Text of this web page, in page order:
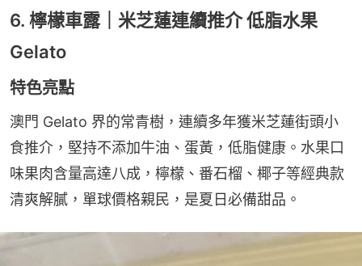
6. 檸檬車露｜米芝蓮連續推介 低脂水果
Gelato
特色亮點
澳門 Gelato 界的常青樹，連續多年獲米芝蓮街頭小
食推介，堅持不添加牛油、蛋黃，低脂健康。水果口
味果肉含量高達八成，檸檬、番石榴、椰子等經典款
清爽解膩，單球價格親民，是夏日必備甜品。